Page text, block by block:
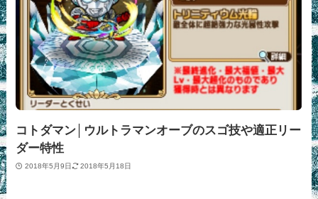
コトダマン│ウルトラマンオーブのスゴ技や適正リー
ダー特性
2018年5月9日 2018年5月18日